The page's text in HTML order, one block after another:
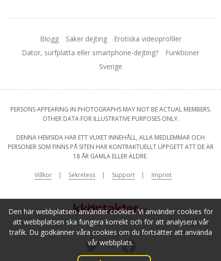
Den här webbplatsen använder cookies. Vi använder cookies för
att webbplatsen ska fungera korrekt och för att analysera vår
trafik. Du godkänner våra cookies om du fortsätter att använda
vår webbplats.
Blogg Säker dejting
Erotiska videoprofiler
Dator, surfplatta eller smartphone-dejting?
Funktioner
Sverige
PERSONS APPEARING IN PHOTOGRAPHS MAY NOT BE ACTUAL MEMBERS.
OTHER DATA FOR ILLUSTRATIVE PURPOSES ONLY.
DENNA HEMSIDA HAR ETT VUXET INNEHÅLL, ALLA MEDLEMMAR OCH
PERSONER SOM FINNS PÅ SITEN HAR KONTRAKTUELLT UPPGETT ATT DE ÄR
18 ÅR GAMLA ELLER ÄLDRE.
Villkor Sekretess Support Imprint